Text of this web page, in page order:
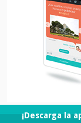
¡Descarga la